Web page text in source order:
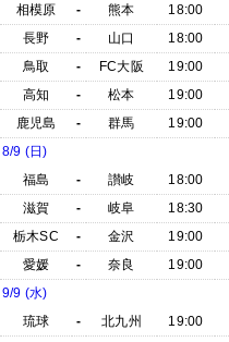
相模原
- 熊本 18:00
長野
- 山口 18:00
鳥取
- FC大阪 19:00
高知
- 松本 19:00
鹿児島
- 群馬 19:00
8/9 (日)
福島
- 讃岐 18:00
滋賀
- 岐阜 18:30
栃木SC
- 金沢 19:00
愛媛
- 奈良 19:00
9/9 (水)
琉球
- 北九州 19:00